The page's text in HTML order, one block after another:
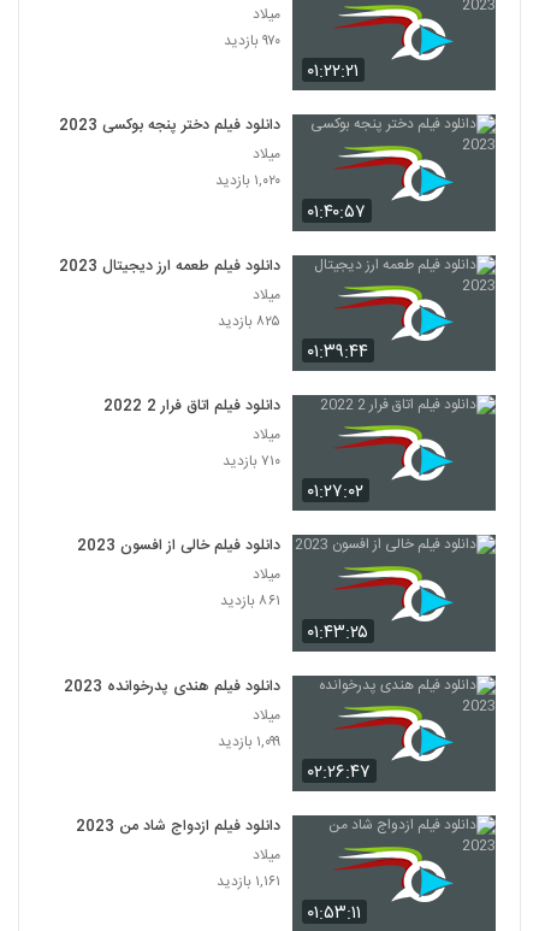
۰۱:۲۲:۲۱
میلاد
۹۷۰ بازدید
۰۱:۴۰:۵۷
دانلود فیلم دختر پنجه بوکسی 2023
میلاد
۱,۰۲۰ بازدید
۰۱:۳۹:۴۴
دانلود فیلم طعمه ارز دیجیتال 2023
میلاد
۸۲۵ بازدید
۰۱:۲۷:۰۲
دانلود فیلم اتاق فرار 2 2022
میلاد
۷۱۰ بازدید
۰۱:۴۳:۲۵
دانلود فیلم خالی از افسون 2023
میلاد
۸۶۱ بازدید
۰۲:۲۶:۴۷
دانلود فیلم هندی پدرخوانده 2023
میلاد
۱,۰۹۹ بازدید
۰۱:۵۳:۱۱
دانلود فیلم ازدواج شاد من 2023
میلاد
۱,۱۶۱ بازدید